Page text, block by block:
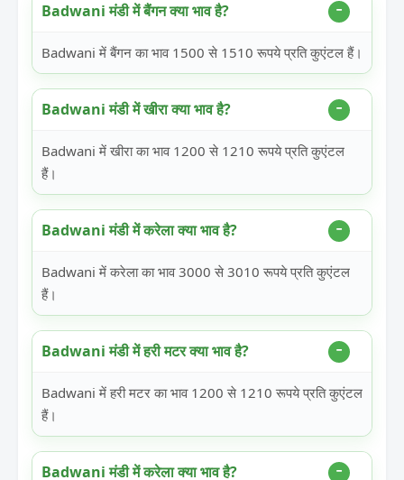
Badwani मंडी में बैंगन क्या भाव है?
Badwani में बैंगन का भाव 1500 से 1510 रूपये प्रति कुएंटल हैं।
Badwani मंडी में खीरा क्या भाव है?
Badwani में खीरा का भाव 1200 से 1210 रूपये प्रति कुएंटल
हैं।
Badwani मंडी में करेला क्या भाव है?
Badwani में करेला का भाव 3000 से 3010 रूपये प्रति कुएंटल
हैं।
Badwani मंडी में हरी मटर क्या भाव है?
Badwani में हरी मटर का भाव 1200 से 1210 रूपये प्रति कुएंटल
हैं।
Badwani मंडी में करेला क्या भाव है?